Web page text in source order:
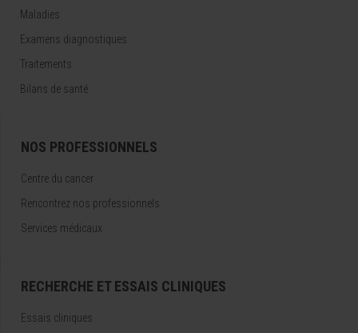
Maladies
Examens diagnostiques
Traitements
Bilans de santé
NOS PROFESSIONNELS
Centre du cancer
Rencontrez nos professionnels
Services médicaux
RECHERCHE ET ESSAIS CLINIQUES
Essais cliniques